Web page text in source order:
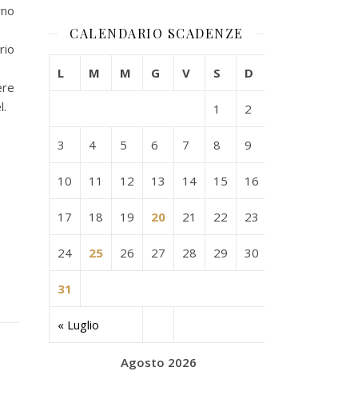
CALENDARIO SCADENZE
Agosto 2026
L M M G V S D
« Luglio
1 2
3 4 5 6 7 8 9
10 11 12 13 14 15 16
17 18 19 20 21 22 23
24 25 26 27 28 29 30
31